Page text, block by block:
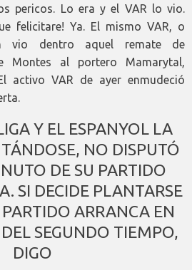
pericos. Lo era y el VAR lo vio.
felicitare! Ya. El mismo VAR, o
vio dentro aquel remate de
Montes al portero Mamarytal,
activo VAR de ayer enmudeció
Y EL ESPANYOL LA
NO DISPUTÓ
DE SU PARTIDO
SI DECIDE PLANTARSE
ARRANCA EN
SEGUNDO TIEMPO,
DIGO